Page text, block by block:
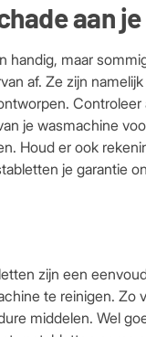
aan
handig, maar
af. Ze zijn
Controleer
je wasmachine
Houd er ook
je garantie
zijn een
te reinigen. Zo
middelen. Wel